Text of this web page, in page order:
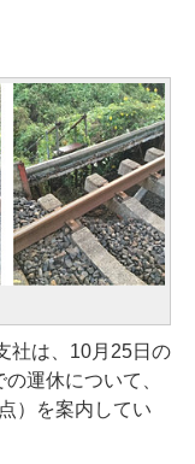
社は、10月25日の
運休について、
）を案内してい